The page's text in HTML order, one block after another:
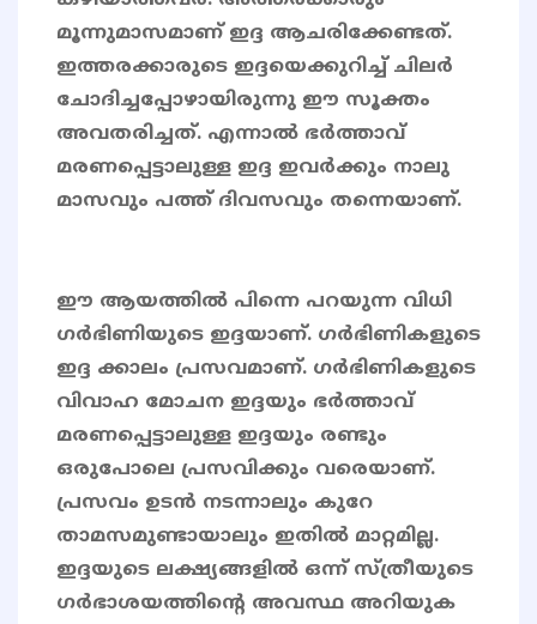
മൂന്നുമാസമാണ് ഇദ്ദ ആചരിക്കേണ്ടത്.
ഇത്തരക്കാരുടെ ഇദ്ദയെക്കുറിച്ച് ചിലർ
ചോദിച്ചപ്പോഴായിരുന്നു ഈ സൂക്തം
അവതരിച്ചത്. എന്നാൽ ഭർത്താവ്
മരണപ്പെട്ടാലുള്ള ഇദ്ദ ഇവർക്കും നാലു
മാസവും പത്ത് ദിവസവും തന്നെയാണ്.
ഈ ആയത്തിൽ പിന്നെ പറയുന്ന വിധി
ഗർഭിണിയുടെ ഇദ്ദയാണ്. ഗർഭിണികളുടെ
ഇദ്ദ ക്കാലം പ്രസവമാണ്. ഗർഭിണികളുടെ
വിവാഹ മോചന ഇദ്ദയും ഭർത്താവ്
മരണപ്പെട്ടാലുള്ള ഇദ്ദയും രണ്ടും
ഒരുപോലെ പ്രസവിക്കും വരെയാണ്.
പ്രസവം ഉടൻ നടന്നാലും കുറേ
താമസമുണ്ടായാലും ഇതിൽ മാറ്റമില്ല.
ഇദ്ദയുടെ ലക്ഷ്യങ്ങളിൽ ഒന്ന് സ്ത്രീയുടെ
ഗർഭാശയത്തിന്റെ അവസ്ഥ അറിയുക